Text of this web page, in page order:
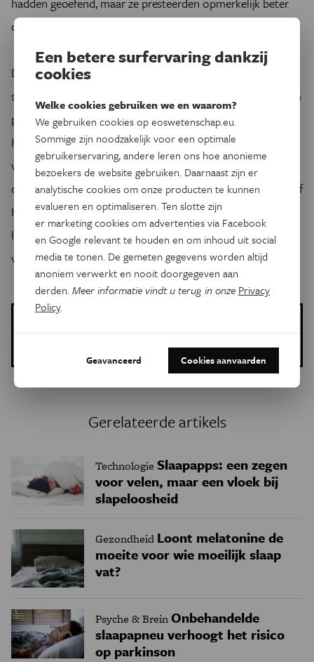
op de wijsjes die ze ook tijdens de slaap hadden gehoord.
De onderzoekers besluiten in
stimulatie (die de slaap dus niet onderbreekt) het geheugen
positief kan beïnvloeden. Volgens de onderzoekers kan dit
het gevolg zijn van een verandering in de zenuwen die
verantwoordelijk zijn voor motoriek en geheugen. Verder
onderzoek moet uitwijzen of ‘leren terwijl je slaapt’ effectief
het aanleren van vaardigheden kan verbeteren over een
langere periode en of er schadelijke gevolgen aan
verbonden zijn. (idr)
Gerelateerde artikels
Technologie Slaapapps: een zegen
voor velen, maar een vloek bij
slapeloosheid
Gezondheid Loont melatonine de
moeite voor wie moeilijk slaap
vat?
Psyche & BreinOnbehandelde
slaapapneu verhoogt het risico
op parkinson
Een betere surfervaring dankzij
cookies
Welke cookies gebruiken we en waarom?
We gebruiken cookies op eoswetenschap.eu.
Sommige zijn noodzakelijk voor een optimale
gebruikerservaring, andere leren ons hoe anonieme
bezoekers de website gebruiken. Daarnaast zijn er
analytische cookies om onze producten te kunnen
evalueren en optimaliseren. Ten slotte zijn
er marketing cookies om advertenties via Facebook
en Google relevant te houden en om inhoud uit social
media te tonen. De gemeten gegevens worden altijd
anoniem verwerkt en nooit doorgegeven aan
derden.Meer informatie vindt u terug in onze Privacy
Policy.
Geavanceerd Cookies aanvaarden